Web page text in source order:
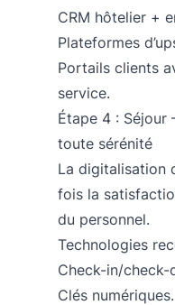
CRM hôtelier +
Plateformes
Portails clients
service.
Étape 4 : Séjour
toute sérénité
La digitalisation
fois la
du personnel.
Technologies
Check-in/
Clés numériques.